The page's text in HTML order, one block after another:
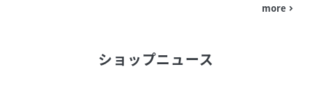
more navigate_next
ショップニュース